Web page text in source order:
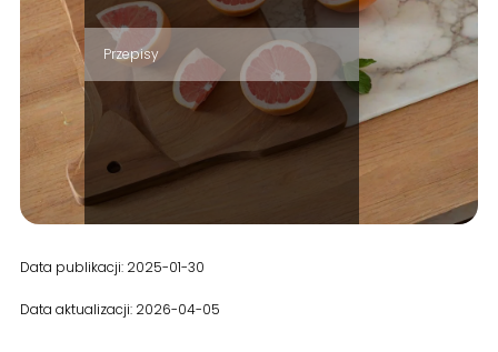
Przepisy
Data publikacji: 2025-01-30
Data aktualizacji: 2026-04-05